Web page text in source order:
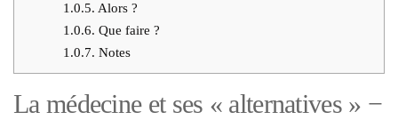
1.0.5. Alors ?
1.0.6. Que faire ?
1.0.7. Notes
La médecine et ses « alternatives » −